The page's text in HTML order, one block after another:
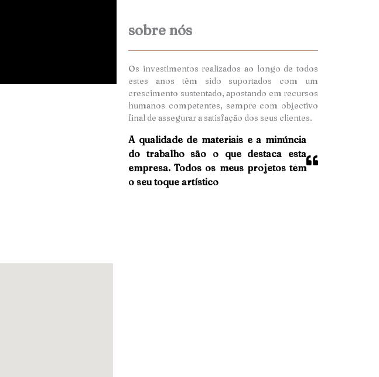
sobre nós
Os investimentos realizados ao longo de todos
estes anos têm sido suportados com um
crescimento sustentado, apostando em recursos
humanos competentes, sempre com objectivo
final de assegurar a satisfação dos seus clientes.
A qualidade de materiais e a minúncia
do trabalho são o que destaca esta
empresa. Todos os meus projetos têm
o seu toque artístico